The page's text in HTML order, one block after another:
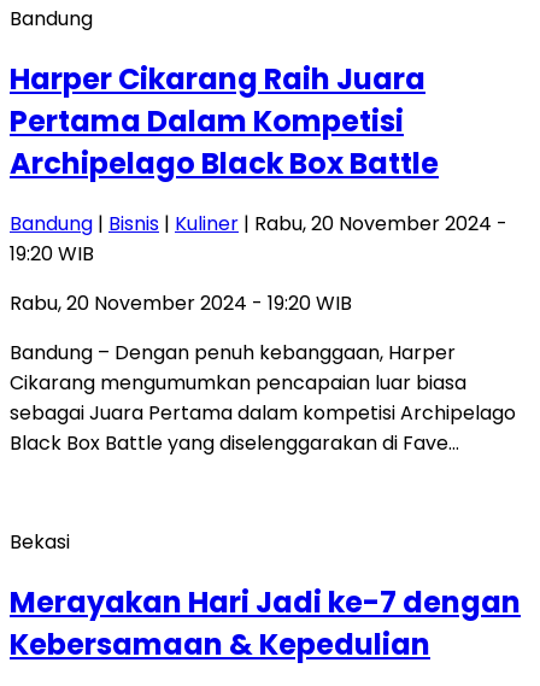
Bandung
Harper Cikarang Raih Juara
Pertama Dalam Kompetisi
Archipelago Black Box Battle
Bandung | Bisnis | Kuliner | Rabu, 20 November 2024 -
19:20 WIB
Rabu, 20 November 2024 - 19:20 WIB
Bandung – Dengan penuh kebanggaan, Harper
Cikarang mengumumkan pencapaian luar biasa
sebagai Juara Pertama dalam kompetisi Archipelago
Black Box Battle yang diselenggarakan di Fave…
Bekasi
Merayakan Hari Jadi ke-7 dengan
Kebersamaan & Kepedulian